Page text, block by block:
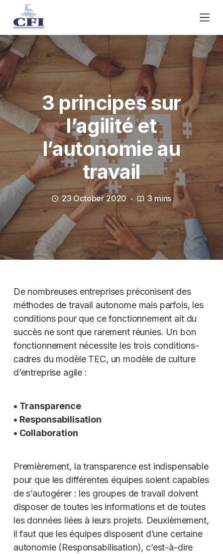
k
i
p
c
n
t
3 principes sur
l’agilité et
l’autonomie au
travail
23 October 2020 3 mins
De nombreuses entreprises préconisent des
méthodes de travail autonome mais parfois, les
conditions pour que ce fonctionnement ait du
succès ne sont que rarement réunies. Un bon
fonctionnement nécessite les trois conditions-
cadres du modèle TEC, un modèle de culture
d’entreprise agile :
• Transparence
• Responsabilisation
• Collaboration
Premièrement, la transparence est indispensable
pour que les différentes équipes soient capables
de s’autogérer : les groupes de travail doivent
disposer de toutes les informations et de toutes
les données liées à leurs projets. Deuxièmement,
il faut que les équipes disposent d’une certaine
autonomie (Responsabilisation), c’est-à-dire